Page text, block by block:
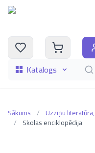
Katalogs
Sākums / Uzziņu
/ Skolas enciklopēdija